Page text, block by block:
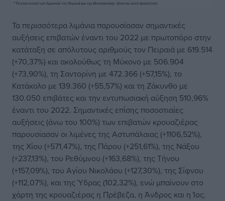
Τα περισσότερα λιμάνια παρουσίασαν σημαντικές
αυξήσεις επιβατών έναντι του 2022 με πρωτοπόρο στην
κατάταξη σε απόλυτους αριθμούς τον Πειραιά με 619.514
(+70,37%) και ακολούθως τη Μύκονο με 506.904
(+73,90%), τη Σαντορίνη με 472.366 (+57,15%), το
Κατάκολο με 139.360 (+55,57%) και τη Ζάκυνθο με
130.050 επιβάτες και την εντυπωσιακή αύξηση 510,96%
έναντι του 2022. Σημαντικές επίσης ποσοστιαίες
αυξήσεις (άνω του 100%) των επιβατών κρουαζιέρας
παρουσίασαν οι λιμένες της Αστυπάλαιας (+1106,52%),
της Χίου (+571,47%), της Πάρου (+251,61%), της Νάξου
(+237,13%), του Ρεθύμνου (+163,68%), της Τήνου
(+157,09%), του Αγίου Νικολάου (+127,30%), της Σίφνου
(+112,07%), και της Ύδρας (102,32%), ενώ μπαίνουν στο
χάρτη της κρουαζιέρας η Πρέβεζα, η Άνδρος και η Ίος.